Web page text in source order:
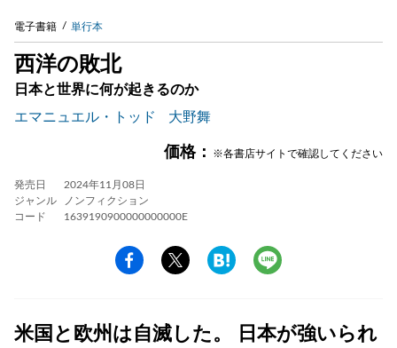
電子書籍 単行本
西洋の敗北
日本と世界に何が起きるのか
エマニュエル・トッド
大野舞
価格： ※各書店サイトで確認してください
発売日
2024年11月08日
ジャンル
ノンフィクション
コード
1639190900000000000E
米国と欧州は自滅した。 日本が強いられ